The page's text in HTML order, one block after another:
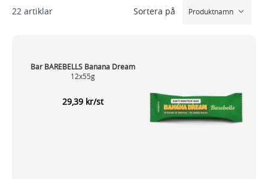
22 artiklar Sortera på
Bar BAREBELLS Banana Dream
12x55g
29,39 kr/st